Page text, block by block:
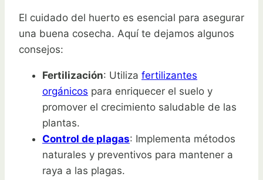
El cuidado del huerto es esencial para asegurar
una buena cosecha. Aquí te dejamos algunos
consejos:
Fertilización: Utiliza fertilizantes
orgánicos para enriquecer el suelo y
promover el crecimiento saludable de las
plantas.
Control de plagas: Implementa métodos
naturales y preventivos para mantener a
raya a las plagas.